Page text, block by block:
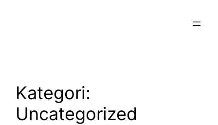
Kategori:
Uncategorized